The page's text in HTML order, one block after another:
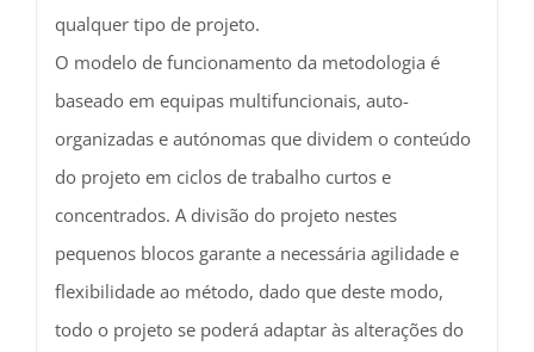
qualquer tipo de projeto.
O modelo de funcionamento da metodologia é
baseado em equipas multifuncionais, auto-
organizadas e autónomas que dividem o conteúdo
do projeto em ciclos de trabalho curtos e
concentrados. A divisão do projeto nestes
pequenos blocos garante a necessária agilidade e
flexibilidade ao método, dado que deste modo,
todo o projeto se poderá adaptar às alterações do